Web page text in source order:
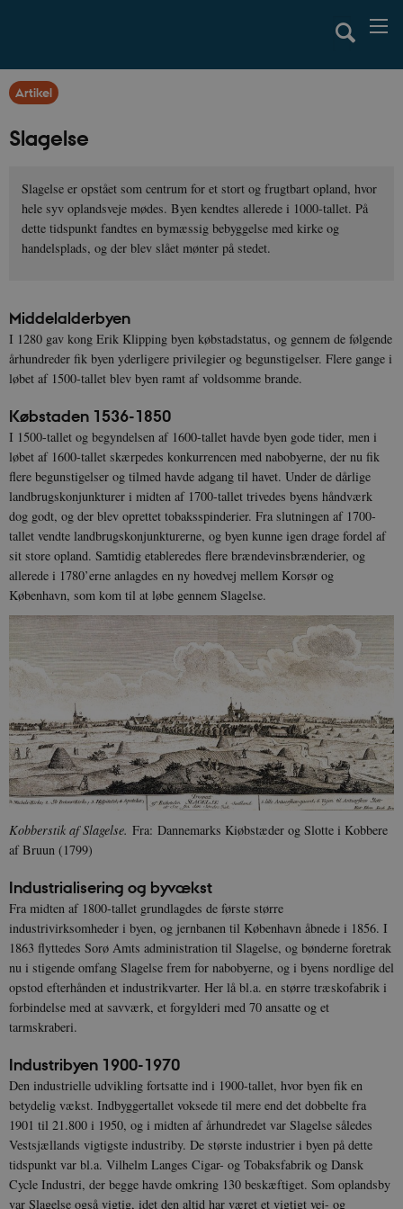
Artikel
Slagelse
Slagelse er opstået som centrum for et stort og frugtbart opland, hvor
hele syv oplandsveje mødes. Byen kendtes allerede i 1000-tallet. På
dette tidspunkt fandtes en bymæssig bebyggelse med kirke og
handelsplads, og der blev slået mønter på stedet.
Middelalderbyen
I 1280 gav kong Erik Klipping byen købstadstatus, og gennem de følgende
århundreder fik byen yderligere privilegier og begunstigelser. Flere gange i
løbet af 1500-tallet blev byen ramt af voldsomme brande.
Købstaden 1536-1850
I 1500-tallet og begyndelsen af 1600-tallet havde byen gode tider, men i
løbet af 1600-tallet skærpedes konkurrencen med nabobyerne, der nu fik
flere begunstigelser og tilmed havde adgang til havet. Under de dårlige
landbrugskonjunkturer i midten af 1700-tallet trivedes byens håndværk
dog godt, og der blev oprettet tobaksspinderier. Fra slutningen af 1700-
tallet vendte landbrugskonjunkturerne, og byen kunne igen drage fordel af
sit store opland. Samtidig etableredes flere brændevinsbrænderier, og
allerede i 1780’erne anlagdes en ny hovedvej mellem Korsør og
København, som kom til at løbe gennem Slagelse.
Kobberstik af Slagelse. Fra: Dannemarks Kiøbstæder og Slotte i Kobbere
af Bruun (1799)
Industrialisering og byvækst
Fra midten af 1800-tallet grundlagdes de første større
industrivirksomheder i byen, og jernbanen til København åbnede i 1856. I
1863 flyttedes Sorø Amts administration til Slagelse, og bønderne foretrak
nu i stigende omfang Slagelse frem for nabobyerne, og i byens nordlige del
opstod efterhånden et industrikvarter. Her lå bl.a. en større træskofabrik i
forbindelse med at savværk, et forgylderi med 70 ansatte og et
tarmskraberi.
Industribyen 1900-1970
Den industrielle udvikling fortsatte ind i 1900-tallet, hvor byen fik en
betydelig vækst. Indbyggertallet voksede til mere end det dobbelte fra
1901 til 21.800 i 1950, og i midten af århundredet var Slagelse således
Vestsjællands vigtigste industriby. De største industrier i byen på dette
tidspunkt var bl.a. Vilhelm Langes Cigar- og Tobaksfabrik og Dansk
Cycle Industri, der begge havde omkring 130 beskæftiget. Som oplandsby
var Slagelse også vigtig, idet den altid har været et vigtigt vej- og